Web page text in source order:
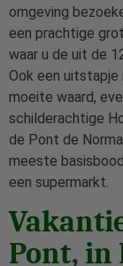
omgeving
een prachtige
waar u de uit de
Ook een uitstapje
moeite waard,
schilderachtige
de Pont de
meeste
een supermarkt.
Pont, in